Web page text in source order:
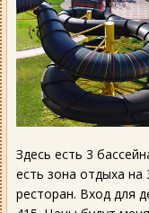
Здесь есть 3
есть зона отдыха
ресторан. Вход для